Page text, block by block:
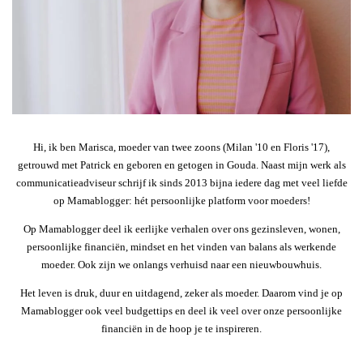
Hi, ik ben Marisca, moeder van twee zoons (Milan '10 en Floris '17),
getrouwd met Patrick en geboren en getogen in Gouda. Naast mijn werk als
communicatieadviseur schrijf ik sinds 2013 bijna iedere dag met veel liefde
op Mamablogger: hét persoonlijke platform voor moeders!
Op Mamablogger deel ik eerlijke verhalen over ons gezinsleven, wonen,
persoonlijke financiën, mindset en het vinden van balans als werkende
moeder. Ook zijn we onlangs verhuisd naar een nieuwbouwhuis.
Het leven is druk, duur en uitdagend, zeker als moeder. Daarom vind je op
Mamablogger ook veel budgettips en deel ik veel over onze persoonlijke
financiën in de hoop je te inspireren.